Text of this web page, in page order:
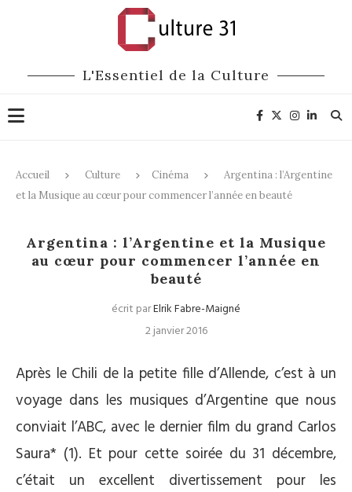
L'Essentiel de la Culture
Accueil Culture Cinéma
Argentina : l’Argentine
et la Musique au cœur pour commencer l’année en beauté
Argentina : l’Argentine et la Musique
au cœur pour commencer l’année en
beauté
écrit parElrik Fabre-Maigné
2 janvier 2016
Après le Chili de la petite fille d’Allende, c’est à un
voyage dans les musiques d’Argentine que nous
conviait l’ABC, avec le dernier film du grand Carlos
Saura* (1). Et pour cette soirée du 31 décembre,
c’était un excellent divertissement pour les